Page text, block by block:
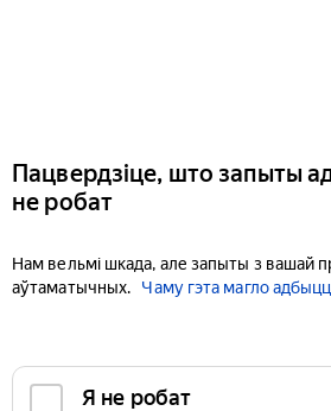
Пацвердзіце, што запыты
не робат
Нам вельмі шкада, але запыты з вашай
аўтаматычных.
Чаму гэта магло
Я не робат